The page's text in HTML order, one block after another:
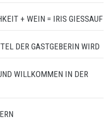
+ WEIN = IRIS GIESSAUF
DER GASTGEBERIN WIRD
WILLKOMMEN IN DER